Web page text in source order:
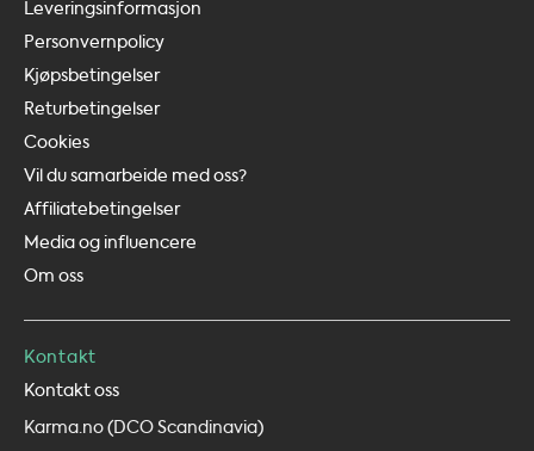
Leveringsinformasjon
Personvernpolicy
Kjøpsbetingelser
Returbetingelser
Cookies
Vil du samarbeide med oss?
Affiliatebetingelser
Media og influencere
Om oss
Kontakt
Kontakt oss
Karma.no (DCO Scandinavia)